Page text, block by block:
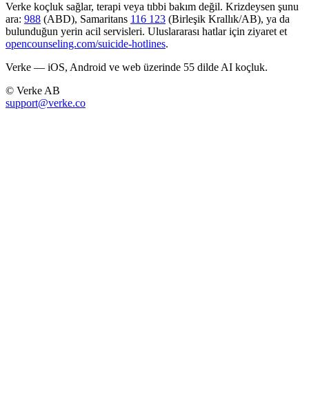
Verke koçluk sağlar, terapi veya tıbbi bakım değil. Krizdeysen şunu
ara: 988 (ABD), Samaritans 116 123 (Birleşik Krallık/AB), ya da
bulunduğun yerin acil servisleri. Uluslararası hatlar için ziyaret et
opencounseling.com/suicide-hotlines.
Verke — iOS, Android ve web üzerinde 55 dilde AI koçluk.
© Verke AB
support@verke.co